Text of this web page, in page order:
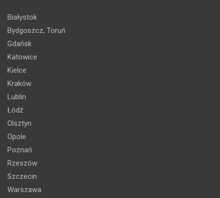
Białystok
Bydgoszcz, Toruń
Gdańsk
Katowice
Kielce
Kraków
Lublin
Łódź
Olsztyn
Opole
Poznań
Rzeszów
Szczecin
Warszawa